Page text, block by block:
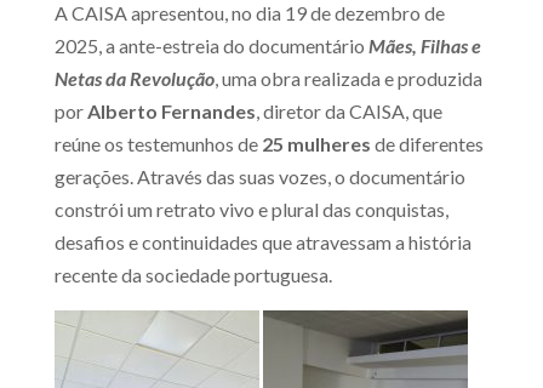
A CAISA apresentou, no dia 19 de dezembro de
2025, a ante-estreia do documentário Mães, Filhas e
Netas da Revolução, uma obra realizada e produzida
porAlberto Fernandes, diretor da CAISA, que
reúne os testemunhos de 25 mulheres de diferentes
gerações. Através das suas vozes, o documentário
constrói um retrato vivo e plural das conquistas,
desafios e continuidades que atravessam a história
recente da sociedade portuguesa.